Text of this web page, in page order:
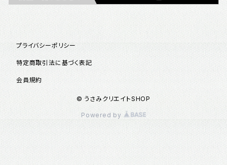
プライバシーポリシー
特定商取引法に基づく表記
会員規約
© うさみクリエイトSHOP
Powered by